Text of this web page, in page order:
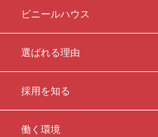
ビニールハウス
選ばれる理由
採用を知る
働く環境